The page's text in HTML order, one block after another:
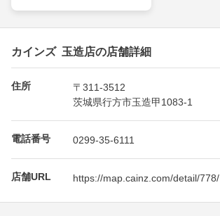
カインズ 玉造店の店舗詳細
住所
〒311-3512
茨城県行方市玉造甲1083-1
電話番号 0299-35-6111
店舗URL https://map.cainz.com/detail/778/